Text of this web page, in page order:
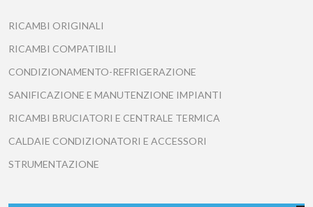
RICAMBI ORIGINALI
RICAMBI COMPATIBILI
CONDIZIONAMENTO-REFRIGERAZIONE
SANIFICAZIONE E MANUTENZIONE IMPIANTI
RICAMBI BRUCIATORI E CENTRALE TERMICA
CALDAIE CONDIZIONATORI E ACCESSORI
STRUMENTAZIONE